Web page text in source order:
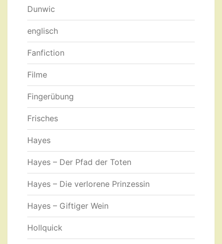
Dunwic
englisch
Fanfiction
Filme
Fingerübung
Frisches
Hayes
Hayes – Der Pfad der Toten
Hayes – Die verlorene Prinzessin
Hayes – Giftiger Wein
Hollquick